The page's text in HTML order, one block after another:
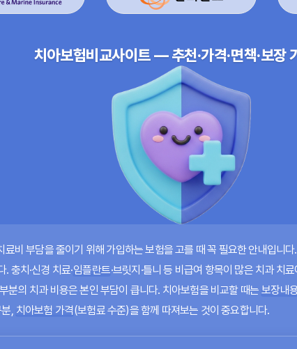
치아보험비교사이트 — 추천·가격·면책·보장
료비 부담을 줄이기 위해 가입하는 보험을 고를 때 꼭 필요한 안내입니다.
충치·신경 치료·임플란트·브릿지·틀니 등 비급여 항목이 많은 치과 치
분의 치과 비용은 본인 부담이 큽니다. 치아보험을 비교할 때는 보장내
, 치아보험 가격(보험료 수준)을 함께 따져보는 것이 중요합니다.